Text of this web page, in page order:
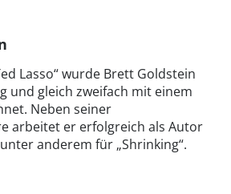
Lasso“ wurde Brett Goldstein
und gleich zweifach mit einem
Neben seiner
arbeitet er erfolgreich als Autor
anderem für „Shrinking“.